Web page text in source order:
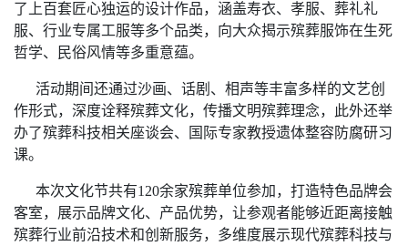
了上百套匠心独运的设计作品，涵盖寿衣、孝服、葬礼礼
服、行业专属工服等多个品类，向大众揭示殡葬服饰在生死
哲学、民俗风情等多重意蕴。
活动期间还通过沙画、话剧、相声等丰富多样的文艺创
作形式，深度诠释殡葬文化，传播文明殡葬理念，此外还举
办了殡葬科技相关座谈会、国际专家教授遗体整容防腐研习
课。
本次文化节共有120余家殡葬单位参加，打造特色品牌会
客室，展示品牌文化、产品优势，让参观者能够近距离接触
殡葬行业前沿技术和创新服务，多维度展示现代殡葬科技与